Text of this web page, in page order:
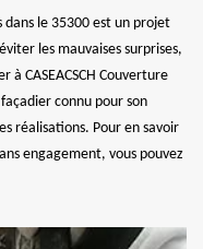
dans le 35300 est un projet
les mauvaises surprises,
à CASEACSCH Couverture
connu pour son
réalisations. Pour en savoir
engagement, vous pouvez